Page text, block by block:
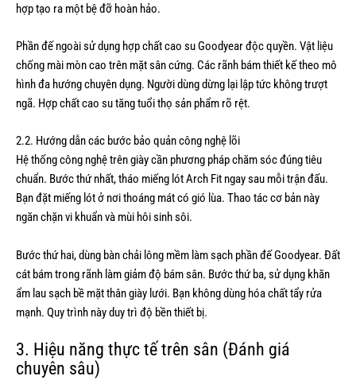
hợp tạo ra một bệ đỡ hoàn hảo.
Phần đế ngoài sử dụng hợp chất cao su Goodyear độc quyền. Vật liệu
chống mài mòn cao trên mặt sân cứng. Các rãnh bám thiết kế theo mô
hình đa hướng chuyên dụng. Người dùng dừng lại lập tức không trượt
ngã. Hợp chất cao su tăng tuổi thọ sản phẩm rõ rệt.
2.2. Hướng dẫn các bước bảo quản công nghệ lõi
Hệ thống công nghệ trên giày cần phương pháp chăm sóc đúng tiêu
chuẩn. Bước thứ nhất, tháo miếng lót Arch Fit ngay sau mỗi trận đấu.
Bạn đặt miếng lót ở nơi thoáng mát có gió lùa. Thao tác cơ bản này
ngăn chặn vi khuẩn và mùi hôi sinh sôi.
Bước thứ hai, dùng bàn chải lông mềm làm sạch phần đế Goodyear. Đất
cát bám trong rãnh làm giảm độ bám sân. Bước thứ ba, sử dụng khăn
ẩm lau sạch bề mặt thân giày lưới. Bạn không dùng hóa chất tẩy rửa
mạnh. Quy trình này duy trì độ bền thiết bị.
3. Hiệu năng thực tế trên sân (Đánh giá
chuyên sâu)